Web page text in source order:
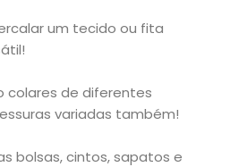
um tecido ou fita
colares de diferentes
variadas também!
bolsas, cintos, sapatos e